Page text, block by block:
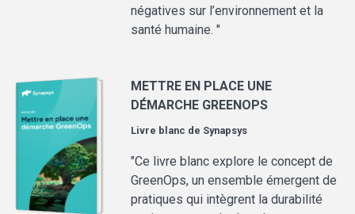
négatives sur l’environnement et la
santé humaine. "
METTRE EN PLACE UNE
DÉMARCHE GREENOPS
Livre blanc de Synapsys
"Ce livre blanc explore le concept de
GreenOps, un ensemble émergent de
pratiques qui intègrent la durabilité